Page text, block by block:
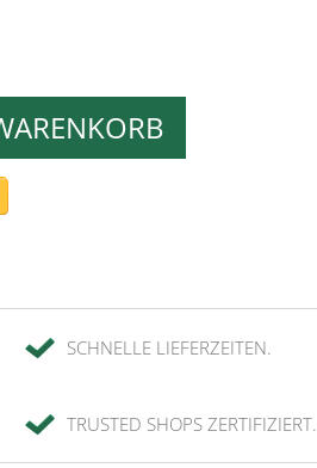
SCHNELLE LIEFERZEITEN.
TRUSTED SHOPS ZERTIFIZIERT.